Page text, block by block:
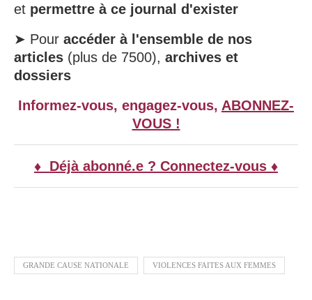
et permettre à ce journal d'exister
➤ Pour accéder à l'ensemble de nos
articles (plus de 7500), archives et
dossiers
Informez-vous, engagez-vous, ABONNEZ-
VOUS !
♦ Déjà abonné.e ? Connectez-vous ♦
GRANDE CAUSE NATIONALE VIOLENCES FAITES AUX FEMMES